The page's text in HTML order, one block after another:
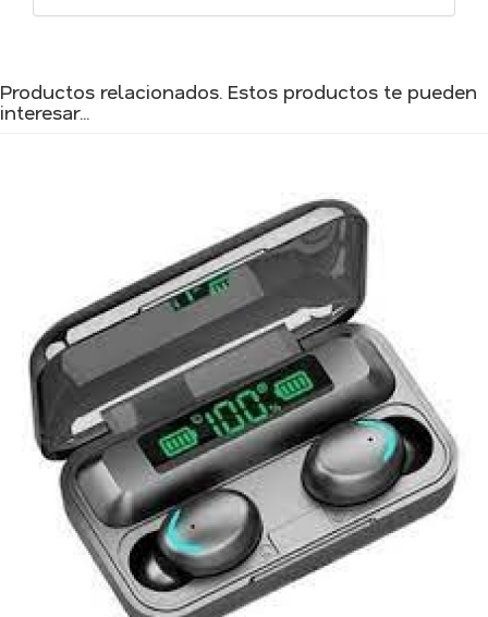
Productos relacionados. Estos productos te pueden
interesar...